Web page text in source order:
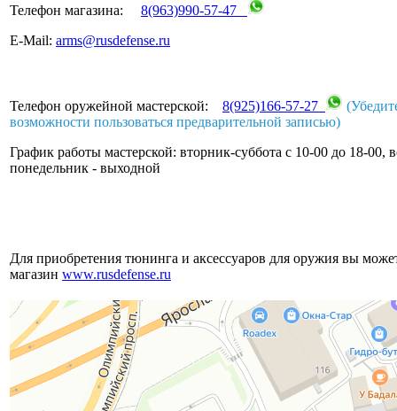
Телефон магазина:
8(963)990-57-47
E-Mail: arms@rusdefense.ru
Телефон оружейной мастерской: 8(925)166-57-27
возможности пользоваться предварительной записью)
График работы мастерской: вторник-суббота с 10-00 до 18-00,
понедельник - выходной
Для приобретения тюнинга и аксессуаров для оружия вы
магазин www.rusdefense.ru